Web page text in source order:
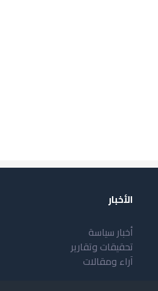
الأخبار
أخبار سياسة
تحقيقات وتقارير
آراء ومقالات